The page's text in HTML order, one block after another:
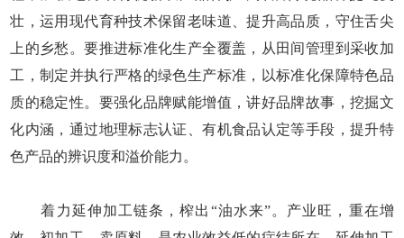
壮，运用现代育种技术保留老味道、提升高品质，守住舌尖
上的乡愁。要推进标准化生产全覆盖，从田间管理到采收加
工，制定并执行严格的绿色生产标准，以标准化保障特色品
质的稳定性。要强化品牌赋能增值，讲好品牌故事，挖掘文
化内涵，通过地理标志认证、有机食品认定等手段，提升特
色产品的辨识度和溢价能力。
着力延伸加工链条，榨出“油水来”。产业旺，重在增